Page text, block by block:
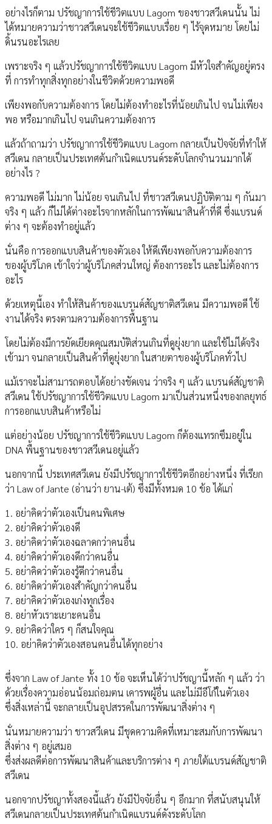
อย่างไรก็ตาม ปรัชญาการใช้ชีวิตแบบ Lagom ของชาวสวีเดนนั้น ไม่
ได้หมายความว่าชาวสวีเดนจะใช้ชีวิตแบบเรื่อย ๆ ไร้จุดหมาย โดยไม่
ดิ้นรนอะไรเลย
เพราะจริง ๆ แล้วปรัชญาการใช้ชีวิตแบบ Lagom มีหัวใจสำคัญอยู่ตรง
ที่ การทำทุกสิ่งทุกอย่างในชีวิตด้วยความพอดี
เพียงพอกับความต้องการ โดยไม่ต้องทำอะไรที่น้อยเกินไป จนไม่เพียง
พอ หรือมากเกินไป จนเกินความต้องการ
แล้วถ้าถามว่า ปรัชญาการใช้ชีวิตแบบ Lagom กลายเป็นปัจจัยที่ทำให้
สวีเดน กลายเป็นประเทศต้นกำเนิดแบรนด์ระดับโลกจำนวนมากได้
อย่างไร ?
ความพอดี ไม่มาก ไม่น้อย จนเกินไป ที่ชาวสวีเดนปฏิบัติตาม ๆ กันมา
จริง ๆ แล้ว ก็ไม่ได้ต่างอะไรจากหลักในการพัฒนาสินค้าที่ดี ซึ่งแบรนด์
ต่าง ๆ จะต้องทำอยู่แล้ว
นั่นคือ การออกแบบสินค้าของตัวเอง ให้ดีเพียงพอกับความต้องการ
ของผู้บริโภค เข้าใจว่าผู้บริโภคส่วนใหญ่ ต้องการอะไร และไม่ต้องการ
อะไร
ด้วยเหตุนี้เอง ทำให้สินค้าของแบรนด์สัญชาติสวีเดน มีความพอดี ใช้
งานได้จริง ตรงตามความต้องการพื้นฐาน
โดยไม่ต้องมีการยัดเยียดคุณสมบัติส่วนเกินที่ดูยุ่งยาก และใช้ไม่ได้จริง
เข้ามา จนกลายเป็นสินค้าที่ดูยุ่งยาก ในสายตาของผู้บริโภคทั่วไป
แม้เราจะไม่สามารถตอบได้อย่างชัดเจน ว่าจริง ๆ แล้ว แบรนด์สัญชาติ
สวีเดน ใช้ปรัชญาการใช้ชีวิตแบบ Lagom มาเป็นส่วนหนึ่งของกลยุทธ์
การออกแบบสินค้าหรือไม่
แต่อย่างน้อย ปรัชญาการใช้ชีวิตแบบ Lagom ก็ต้องแทรกซึมอยู่ใน
DNA พื้นฐานของชาวสวีเดนอยู่แล้ว
นอกจากนี้ ประเทศสวีเดน ยังมีปรัชญาการใช้ชีวิตอีกอย่างหนึ่ง ที่เรียก
ว่า Law of Jante (อ่านว่า ยาน-เต้) ซึ่งมีทั้งหมด 10 ข้อ ได้แก่
1. อย่าคิดว่าตัวเองเป็นคนพิเศษ
2. อย่าคิดว่าตัวเองดี
3. อย่าคิดว่าตัวเองฉลาดกว่าคนอื่น
4. อย่าคิดว่าตัวเองดีกว่าคนอื่น
5. อย่าคิดว่าตัวเองรู้ดีกว่าคนอื่น
6. อย่าคิดว่าตัวเองสำคัญกว่าคนอื่น
7. อย่าคิดว่าตัวเองเก่งทุกเรื่อง
8. อย่าหัวเราะเยาะคนอื่น
9. อย่าคิดว่าใคร ๆ ก็สนใจคุณ
10. อย่าคิดว่าตัวเองสอนคนอื่นได้ทุกอย่าง
ซึ่งจาก Law of Jante ทั้ง 10 ข้อ จะเห็นได้ว่าปรัชญานี้หลัก ๆ แล้ว ว่า
ด้วยเรื่องความอ่อนน้อมถ่อมตน เคารพผู้อื่น และไม่มีอีโก้ในตัวเอง
ซึ่งสิ่งเหล่านี้ จะกลายเป็นอุปสรรคในการพัฒนาสิ่งต่าง ๆ
นั่นหมายความว่า ชาวสวีเดน มีชุดความคิดที่เหมาะสมกับการพัฒนา
สิ่งต่าง ๆ อยู่เสมอ
ซึ่งส่งผลดีต่อการพัฒนาสินค้าและบริการต่าง ๆ ภายใต้แบรนด์สัญชาติ
สวีเดน
นอกจากปรัชญาทั้งสองนี้แล้ว ยังมีปัจจัยอื่น ๆ อีกมาก ที่สนับสนุนให้
สวีเดนกลายเป็นประเทศต้นกำเนิดแบรนด์ดังระดับโลก